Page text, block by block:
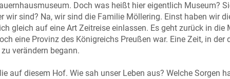
Doch was heißt hier eigentlich Museum?
wir sind? Na, wir sind die Familie Möllering. Einst haben wir
gleich auf eine Art Zeitreise einlassen. Es geht zurück in die
eine Provinz des Königreichs Preußen war. Eine Zeit, in der
verändern begann.
auf diesem Hof. Wie sah unser Leben aus? Welche Sorgen